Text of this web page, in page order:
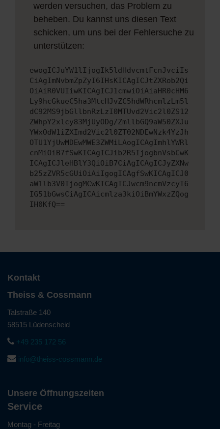
werden versuchen, das Problem zu
beheben. Du kannst uns diesen Text
schicken, um uns bei der Fehlersuche zu
unterstützen:
ewogICJuYW1lIjogIk5ldHdvcmtFcnJvciIs
CiAgImNvbmZpZyI6IHsKICAgICJtZXRob2Qi
OiAiR0VUIiwKICAgICJ1cmwiOiAiaHR0cHM6
Ly9hcGkueC5ha3MtcHJvZC5hdWRhcmlzLm5l
dC92MS9jbGllbnRzLzI0MTUvd2Vic2l0ZS12
ZWhpY2xlcy83MjUyODg/ZmllbGQ9aW50ZXJu
YWxOdW1iZXImd2Vic2l0ZT02NDEwNzk4YzJh
OTU1YjUwMDEwMWE3ZWMiLAogICAgImhlYWRl
cnMiOiB7fSwKICAgICJib2R5IjogbnVsbCwK
ICAgICJleHBlY3QiOiB7CiAgICAgICJyZXNw
b25zZVR5cGUiOiAiIgogICAgfSwKICAgICJ0
aW1lb3V0IjogMCwKICAgICJwcm9ncmVzcyI6
IG51bGwsCiAgICAicmlza3kiOiBmYWxzZQog
IH0KfQ==
Kontakt
Theiss & Cossmann
Talstraße 140
58515 Lüdenscheid
+49 235 172 56
info@theiss-cossmann.de
Unsere Öffnungszeiten
Service
Montag - Freitag